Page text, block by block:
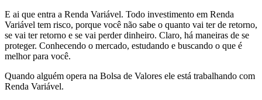
E ai que entra a Renda Variável. Todo investimento em Renda
Variável tem risco, porque você não sabe o quanto vai ter de retorno,
se vai ter retorno e se vai perder dinheiro. Claro, há maneiras de se
proteger. Conhecendo o mercado, estudando e buscando o que é
melhor para você.
Quando alguém opera na Bolsa de Valores ele está trabalhando com
Renda Variável.